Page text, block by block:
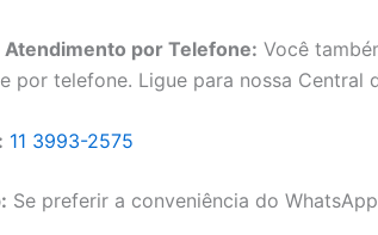
Atendimento por Telefone: Você
por telefone. Ligue para nossa Central
11 3993-2575
Se preferir a conveniência do